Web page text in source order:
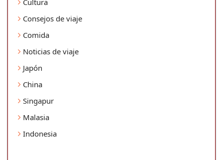
Cultura
Consejos de viaje
Comida
Noticias de viaje
Japón
China
Singapur
Malasia
Indonesia